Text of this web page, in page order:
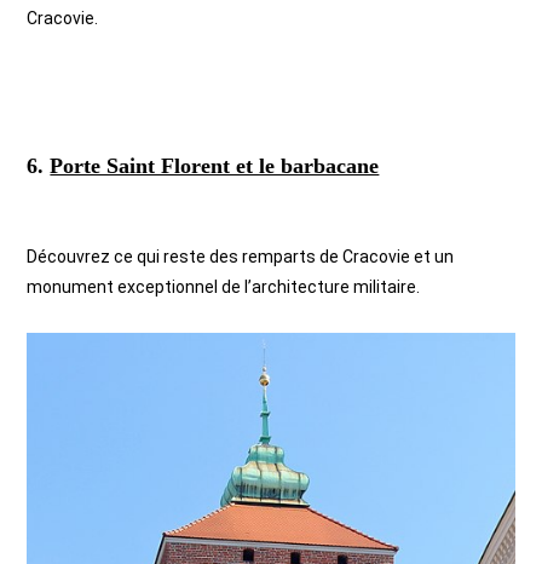
Cracovie.
6.Porte Saint Florent et le barbacane
Découvrez ce qui reste des remparts de Cracovie et un
monument exceptionnel de l’architecture militaire.